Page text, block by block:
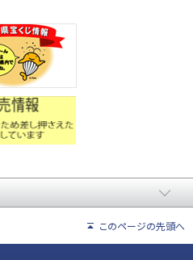
このページの先頭へ